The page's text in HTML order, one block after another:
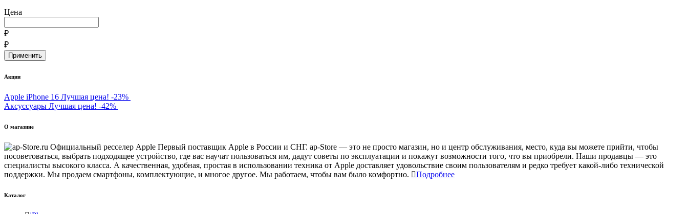
Цена
₽
₽
Акции
Apple iPhone 16 Лучшая цена! -23%
Аксуссуары Лучшая цена! -42%
О магазине
Первый поставщик Apple в России и СНГ. ap-Store — это не просто магазин, но и центр обслуживания, место, куда вы можете прийти, чтобы
посоветоваться, выбрать подходящее устройство, где вас научат пользоваться им, дадут советы по эксплуатации и покажут возможности того, что вы приобрели. Наши продавцы — это
специалисты высокого класса. А качественная, удобная, простая в использовании техника от Apple доставляет удовольствие своим пользователям и редко требует какой-либо технической
поддержки. Мы продаем смартфоны, комплектующие, и многое другое. Мы работаем, чтобы вам было комфортно.
Подробнее
Каталог